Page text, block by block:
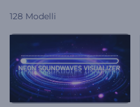
128 Modelli